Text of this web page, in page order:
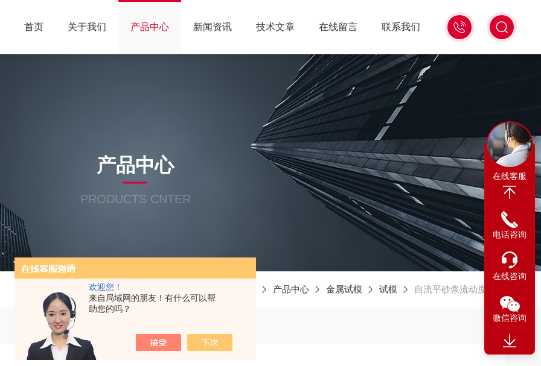
欢迎您！
来自局域网的朋友！有什么可以帮
助您的吗？
0317-
8122880
首页 关于我们 产品中心 新闻资讯 技术文章 在线留言 联系我们
产品中心
PRODUCTS CNTER
产品中心 金属试模 试模 自流平砂浆流动度试模
在线客服
电话咨询
在线咨询
微信咨询